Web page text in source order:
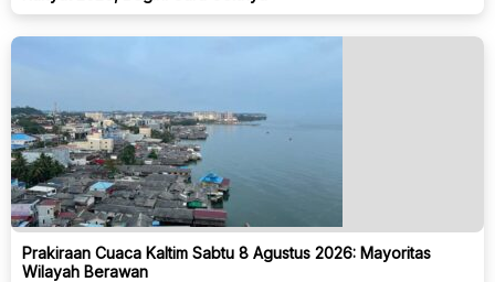
Prakiraan Cuaca Kaltim Sabtu 8 Agustus 2026: Mayoritas
Wilayah Berawan